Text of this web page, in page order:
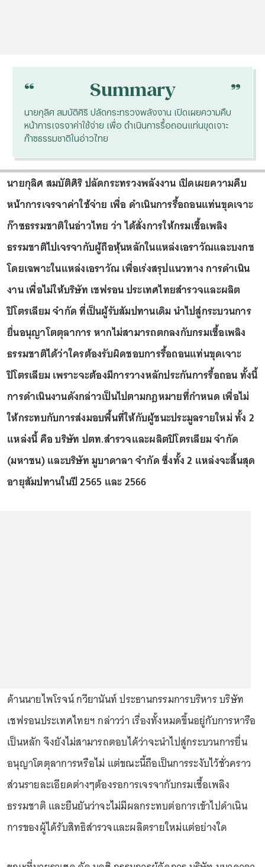
“ Summary “
นายกุลิศ สมบัติศิริ ปลัดกระทรวงพลังงาน เปิดเผยความคืบ
หน้าการเจรจาค่าใช้จ่าย เพื่อ ดำเนินการรื้อถอนแท่นขุดเจาะ
ก๊าซธรรมชาติในอ่าวไทย
นายกุลิศ สมบัติศิริ ปลัดกระทรวงพลังงาน เปิดเผยความคืบ
หน้าการเจรจาค่าใช้จ่าย เพื่อ ดำเนินการรื้อถอนแท่นขุดเจาะ
ก๊าซธรรมชาติในอ่าวไทย ว่า ได้สั่งการให้กรมเชื้อเพลิง
ธรรมชาติไปเจรจากับผู้ถือหุ้นหลักในแหล่งเอราวัณและบงกช
โดยเฉพาะในแหล่งเอราวัณ เพื่อเร่งสรุปแนวทาง การดำเนิน
งาน เพื่อไม่ให้บริษัท เชฟรอน ประเทศไทยสำรวจและผลิต
ปิโตรเลียม จำกัด ที่เป็นผู้รับสัมปทานเดิม นำไปสู่กระบวนการ
ยื่นอนุญาโตตุลาการ หากไม่สามารถตกลงกับกรมเชื้อเพลิง
ธรรมชาติได้ว่าใครต้องรับผิดชอบการรื้อถอนแท่นขุดเจาะ
ปิโตรเลียม เพราะจะต้องมีการวางหลักประกันการรื้อถอน ทั้งนี้
การดำเนินงานดังกล่าวเป็นไปตามกฎหมายที่กำหนด เพื่อไม่
ให้กระทบกับการส่งมอบพื้นที่ให้กับผู้ชนะประมูลรายใหม่ ทั้ง 2
แหล่งนี้ คือ บริษัท ปตท.สำรวจและผลิตปิโตรเลียม จำกัด
(มหาชน) และบริษัท มูบาดาลา จำกัด ซึ่งทั้ง 2 แหล่งจะสิ้นสุด
อายุสัมปทานในปี 2565 และ 2566
ด้านนายไพโรจน์ กวียานันท์ ประธานกรรมการบริหาร บริษัท
เชฟรอนประเทศไทยฯ กล่าวว่า เรื่องทั้งหมดขึ้นอยู่กับการหารือ
เป็นหลัก จึงยังไม่สามารถตอบได้ว่าจะนำไปสู่กระบวนการยื่น
อนุญาโตตุลาการหรือไม่ แต่ขณะนี้ถือเป็นการระงับไว้ชั่วคราว
ส่วนรายละเอียดต่างๆต้องรอการเจรจากับกรมเชื้อเพลิง
ธรรมชาติ และยืนยันว่าจะไม่มีผลกระทบต่อการเข้าไปดำเนิน
การของผู้ได้รับสิทธิสำรวจและผลิตรายใหม่แต่อย่างใด